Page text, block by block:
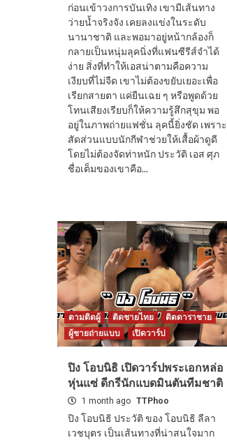
ก่อนเข้าวงการบันเทิง เขามีเส้นทาง
ว่ายน้ำจริงจัง เคยลงแข่งในระดับ
นานาชาติ และพอมาอยู่หน้ากล้องก็
กลายเป็นหนุ่มลุคนิ่งที่แฟนซีรีส์จำได้
ง่าย สิ่งที่ทำให้เอสน่าตามคือความ
เงียบที่ไม่จืด เขาไม่ต้องขยับเยอะเพื่อ
เรียกสายตา แค่ยืนเฉย ๆ หรือพูดด้วย
โทนเสียงเรียบก็ให้ความรู้สึกสุขุม พอ
อยู่ในภาพถ่ายแฟชั่น ลุคนี้ยิ่งชัด เพราะ
สัดส่วนแบบนักกีฬาช่วยให้เสื้อผ้าดูดี
โดยไม่ต้องจัดท่าหนัก ประวัติ เอส ศุภ
ชื่อเต็มของเขาคือ...
ตามติดผู้ ติดชายไทย
ติดดาราชาย
ผู้ชายถ่ายแบบ
เปิดวาร์ป
ปิง โอบนิธิ เปิดวาร์ปพระเอกหล่อ
หุ่นแซ่ ดีกรีนักแบดมินตันทีมชาติ
1 month ago TTPhoo
ปิง โอบนิธิ ประวัติ ของ โอบนิธิ ลีลา
เวชบุตร เป็นเส้นทางที่น่าสนใจมาก